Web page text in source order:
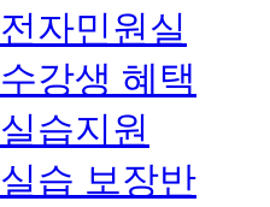
전자민원실
수강생 혜택
실습지원
실습 보장반